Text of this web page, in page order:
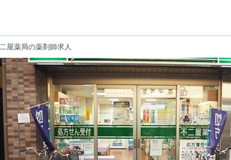
屋薬局の薬剤師求人